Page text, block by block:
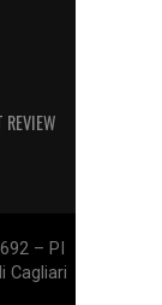
REVIEW
– PI
Cagliari